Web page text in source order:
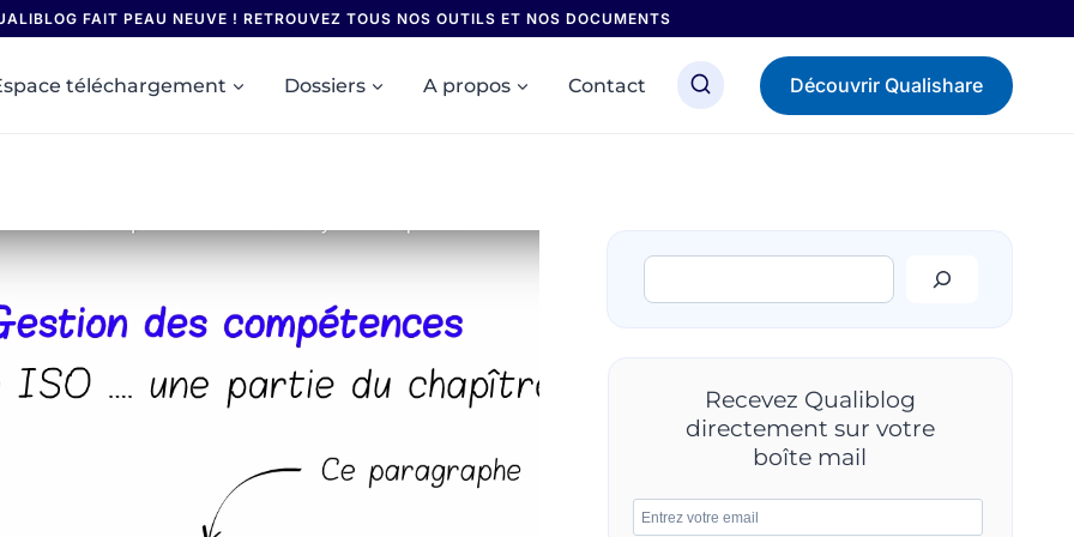
FAIT PEAU NEUVE ! RETROUVEZ TOUS NOS OUTILS ET NOS DOCUMENTS
téléchargement Dossiers A propos Contact Découvrir Qualishare
Rechercher
Recevez Qualiblog
directement sur votre
boîte mail